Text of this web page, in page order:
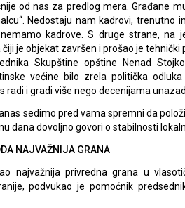
od nas za predlog mera. Građane
Nedostaju nam kadrovi, trenutno
kadrove. S druge strane, na
je objekat završen i prošao je tehnički
Skupštine opštine Nenad
većine bilo zrela politička
radi i gradi više nego decenijama unazad.
sedimo pred vama spremni da
dana dovoljno govori o stabilnosti
NAJVAŽNIJA GRANA
najvažnija privredna grana u
podvukao je pomoćnik